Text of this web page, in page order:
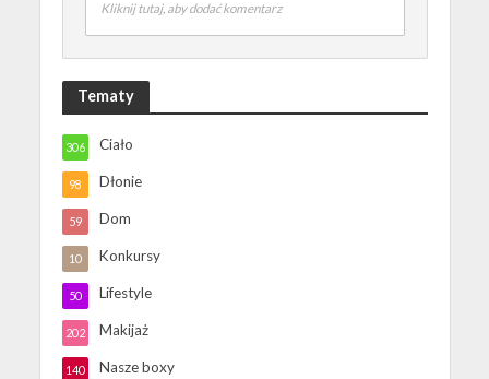
Kliknij tutaj, aby dodać komentarz
Tematy
Ciało
306
Dłonie
98
Dom
59
Konkursy
10
Lifestyle
50
Makijaż
202
Nasze boxy
140